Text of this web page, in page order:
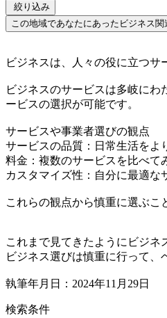
絞り込み
この地域であなたにあったビジネス
ビジネスは、人々の役に立つサ
ビジネスのサービスは多岐に
ービスの選択が可能です。
サービスや事業者選びの観点
サービスの品質：日常生活をよ
料金：複数のサービスを比べて
カスタマイズ性：自分に最適
これらの観点から慎重に選ぶこ
これまで見てきたようにビジネ
ビジネス選びは慎重に行って、
執筆年月日：2024年11月29日
検索条件